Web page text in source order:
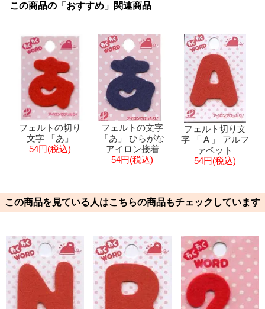
この商品の「おすすめ」関連商品
フェルトの切り
文字 「あ」
54円(税込)
フェルトの文字
「あ」 ひらがな
アイロン接着
54円(税込)
フェルト切り文
字 「 A 」 アルフ
ァベット
54円(税込)
この商品を見ている人はこちらの商品もチェックしています